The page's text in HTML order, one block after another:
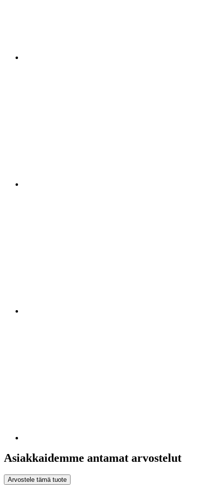
Asiakkaidemme antamat arvostelut
Arvostele tämä tuote